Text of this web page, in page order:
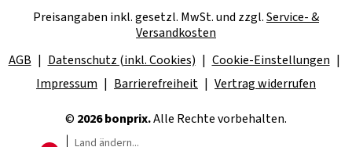
Preisangaben inkl. gesetzl. MwSt. und zzgl.Service- &
Versandkosten
AGB
Datenschutz (inkl. Cookies)
Cookie-Einstellungen
Impressum
Barrierefreiheit Vertrag widerrufen
© 2026 bonprix.Alle Rechte vorbehalten.
Land ändern...